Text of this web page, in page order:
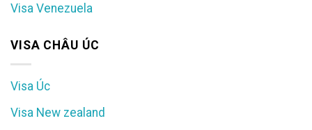
Visa Venezuela
VISA CHÂU ÚC
Visa Úc
Visa New zealand